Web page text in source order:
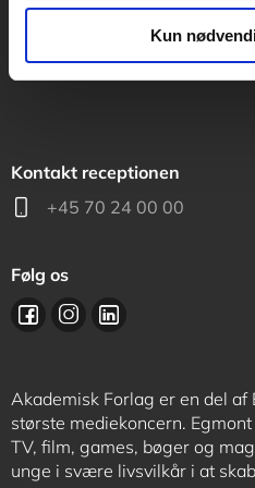
Kun
support@akademisk.dk
Kontakt receptionen
+45 70 24 00 00
Følg os
Akademisk Forlag er en del af
største mediekoncern.
TV, film, games, bøger og
unge i svære livsvilkår i at